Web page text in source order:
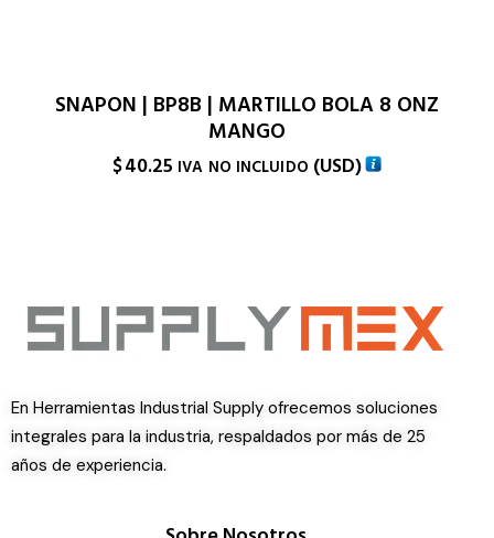
SNAPON | BP8B | MARTILLO BOLA 8 ONZ
MANGO
$40.25 IVA NO INCLUIDO (USD)
En Herramientas Industrial Supply ofrecemos soluciones
integrales para la industria, respaldados por más de 25
años de experiencia.